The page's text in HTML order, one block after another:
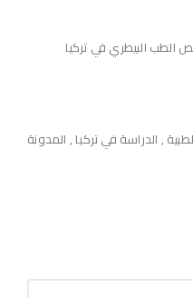
الطب البيطري في تركيا
, الدراسة في تركيا , المدونة